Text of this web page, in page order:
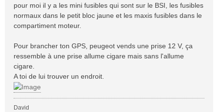
g
e
pour moi il y a les mini fusibles qui sont sur le BSI, les fusibles
normaux dans le petit bloc jaune et les maxis fusibles dans le
compartiment moteur.
Pour brancher ton GPS, peugeot vends une prise 12 V, ça
ressemble à une prise allume cigare mais sans l'allume
cigare.
A toi de lui trouver un endroit.
David